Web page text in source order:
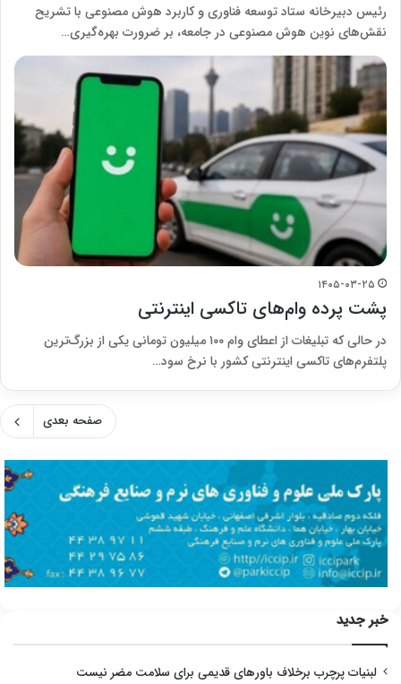
رئیس دبیرخانه ستاد توسعه فناوری و کاربرد هوش مصنوعی با تشریح
نقش‌های نوین هوش مصنوعی در جامعه، بر ضرورت بهره‌گیری…
۱۴۰۵-۰۳-۲۵
پشت پرده وام‌های تاکسی اینترنتی
در حالی که تبلیغات از اعطای وام ۱۰۰ میلیون تومانی یکی از بزرگ‌ترین
پلتفرم‌های تاکسی اینترنتی کشور با نرخ سود…
صفحه بعدی
خبر جدید
لبنیات پرچرب برخلاف باورهای قدیمی برای سلامت مضر نیست